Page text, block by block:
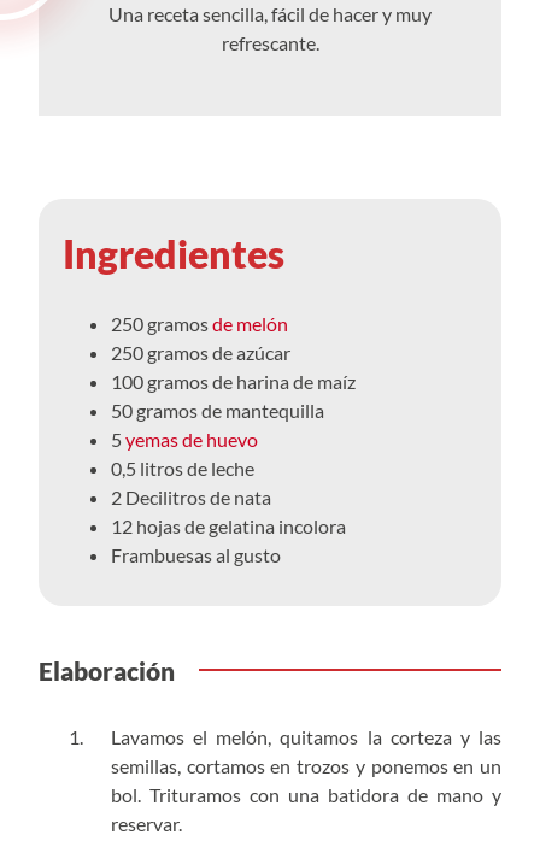
Una receta sencilla, fácil de hacer y muy
refrescante.
Ingredientes
250 gramosde melón
250 gramos de azúcar
100 gramos de harina de maíz
50 gramos de mantequilla
5yemas de huevo
0,5 litros de leche
2 Decilitros de nata
12 hojas de gelatina incolora
Frambuesas al gusto
Elaboración
Lavamos el melón, quitamos la corteza y las
semillas, cortamos en trozos y ponemos en un
bol. Trituramos con una batidora de mano y
reservar.